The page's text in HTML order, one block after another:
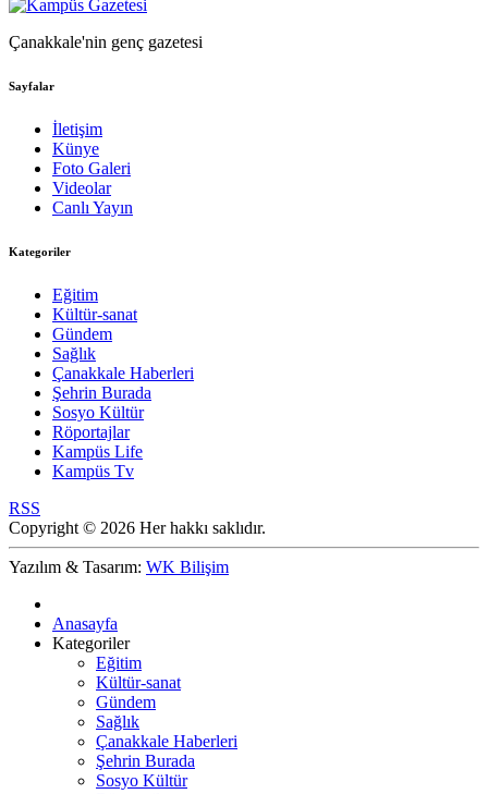
Çanakkale'nin genç gazetesi
Sayfalar
İletişim
Künye
Foto Galeri
Videolar
Canlı Yayın
Kategoriler
Eğitim
Kültür-sanat
Gündem
Sağlık
Çanakkale Haberleri
Şehrin Burada
Sosyo Kültür
Röportajlar
Kampüs Life
Kampüs Tv
RSS
Copyright © 2026 Her hakkı saklıdır.
Yazılım & Tasarım: WK Bilişim
Anasayfa
Kategoriler
Eğitim
Kültür-sanat
Gündem
Sağlık
Çanakkale Haberleri
Şehrin Burada
Sosyo Kültür